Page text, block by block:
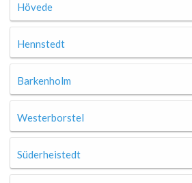
Hövede
Hennstedt
Barkenholm
Westerborstel
Süderheistedt